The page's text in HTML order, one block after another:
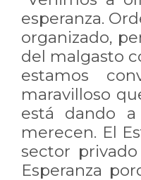
esperanza.
organizado,
del malgasto
estamos
maravilloso
está dando
merecen. El
sector
Esperanza